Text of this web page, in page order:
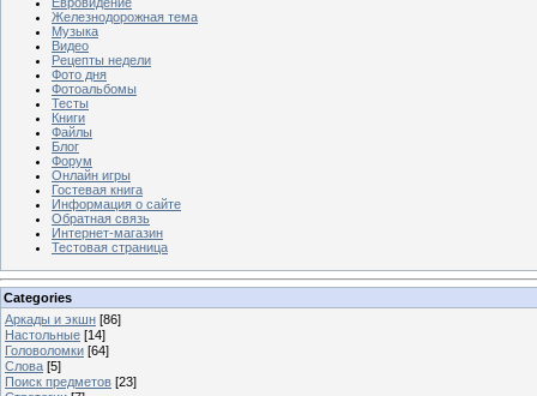
Железнодорожная тема
Музыка
Видео
Рецепты недели
Фото дня
Фотоальбомы
Тесты
Книги
Файлы
Блог
Форум
Онлайн игры
Гостевая книга
Информация о сайте
Обратная связь
Интернет-магазин
Тестовая страница
Categories
Аркады и экшн [86]
Настольные [14]
Головоломки [64]
Слова [5]
Поиск предметов [23]